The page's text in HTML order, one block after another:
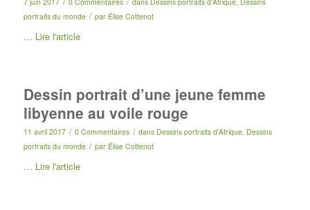
portraits du monde / par Élise Cottenot
… Lire l'article
Dessin portrait d’une jeune femme
libyenne au voile rouge
11 avril 2017 / 0 Commentaires / dans Dessins portraits d'Afrique, Dessins
portraits du monde / par Élise Cottenot
… Lire l'article